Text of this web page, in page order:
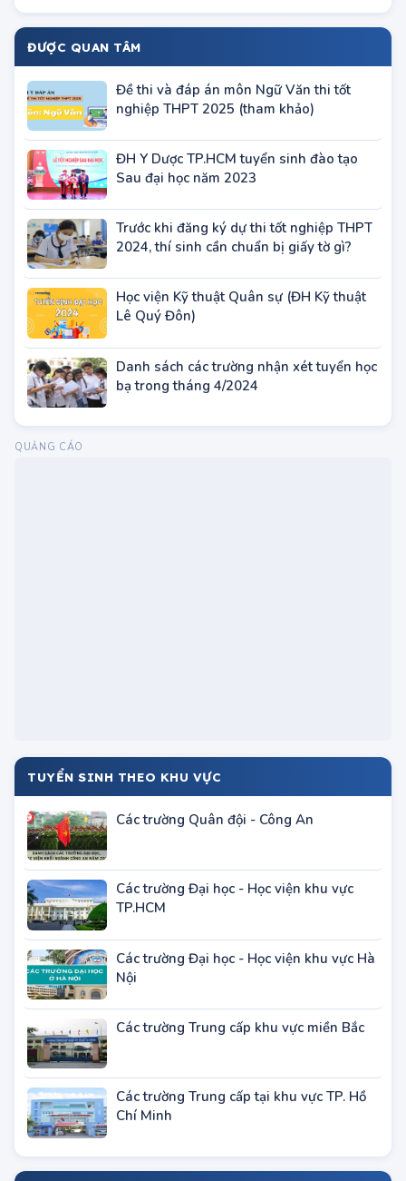
ĐƯỢC QUAN TÂM
Đề thi và đáp án môn Ngữ Văn thi tốt
nghiệp THPT 2025 (tham khảo)
ĐH Y Dược TP.HCM tuyển sinh đào tạo
Sau đại học năm 2023
Trước khi đăng ký dự thi tốt nghiệp THPT
2024, thí sinh cần chuẩn bị giấy tờ gì?
Học viện Kỹ thuật Quân sự (ĐH Kỹ thuật
Lê Quý Đôn)
Danh sách các trường nhận xét tuyển học
bạ trong tháng 4/2024
TUYỂN SINH THEO KHU VỰC
Các trường Quân đội - Công An
Các trường Đại học - Học viện khu vực
TP.HCM
Các trường Đại học - Học viện khu vực Hà
Nội
Các trường Trung cấp khu vực miền Bắc
Các trường Trung cấp tại khu vực TP. Hồ
Chí Minh